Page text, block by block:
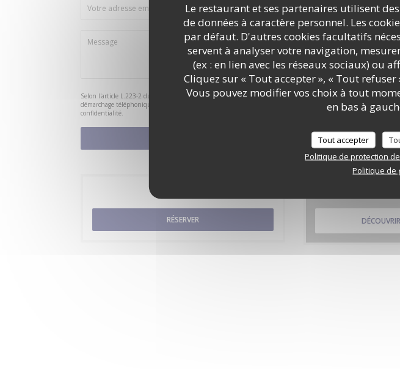
Le restaurant et ses partenaires utilisent
de données à caractère personnel. Les
par défaut. D'autres cookies facultatifs
servent à analyser votre navigation,
(ex : en lien avec les réseaux sociaux) ou
Cliquez sur « Tout accepter », « Tout
Vous pouvez modifier vos choix à tout
en bas à
Tout accepter
Politique de protection
Politique de
Selon l'article L.223-2 du code de la consommation, il est rappelé que le consommateur peut user de son droit à
démarchage téléphonique Bloctel :
. Pour plus d'informations sur le traitement de vos données,
confidentialité.
RÉSERVER